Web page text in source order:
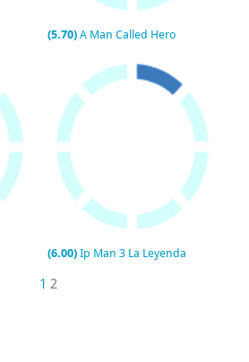
(5.70)A Man Called Hero
(6.00)Ip Man 3 La Leyenda
1 2